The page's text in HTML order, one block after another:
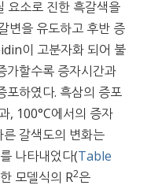
요소로 진한 흑갈색을
변을 유도하고 후반 증
이 고분자화 되어 불
가할수록 증자시간과
포하였다. 흑삼의 증포
, 100°C에서의 증자
갈색도의 변화는
나타내었다(Table
모델식의 R2은